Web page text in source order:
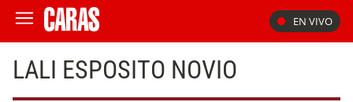
EN VIVO
LALI ESPOSITO NOVIO